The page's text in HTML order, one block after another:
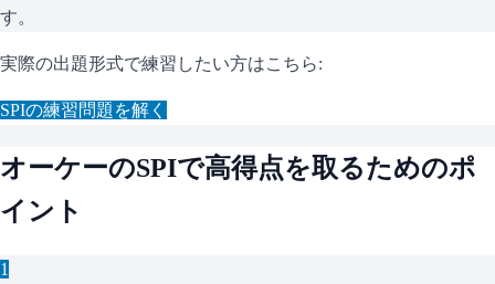
す。
実際の出題形式で練習したい方はこちら:
SPIの練習問題を解く
オーケーのSPIで高得点を取るためのポ
イント
1